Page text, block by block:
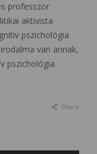
professzor
aktivista
pszichológia
van annak,
pszichológia
Share